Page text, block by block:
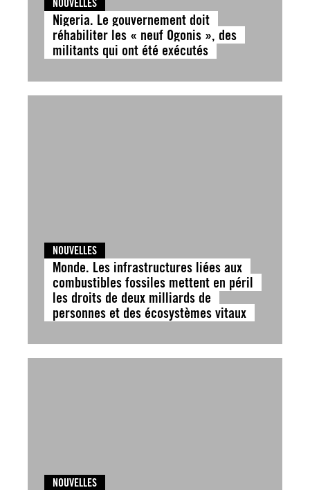
NOUVELLES
Nigeria. Le gouvernement doit
réhabiliter les « neuf Ogonis », des
militants qui ont été exécutés
NOUVELLES
Monde. Les infrastructures liées aux
combustibles fossiles mettent en péril
les droits de deux milliards de
personnes et des écosystèmes vitaux
NOUVELLES